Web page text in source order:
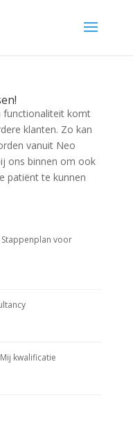
functionaliteit komt
klanten. Zo kan
vanuit Neo
ons binnen om ook
patiënt te kunnen
Stappenplan voor
kwalificatie